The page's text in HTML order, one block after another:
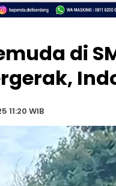
di
11:20 WIB